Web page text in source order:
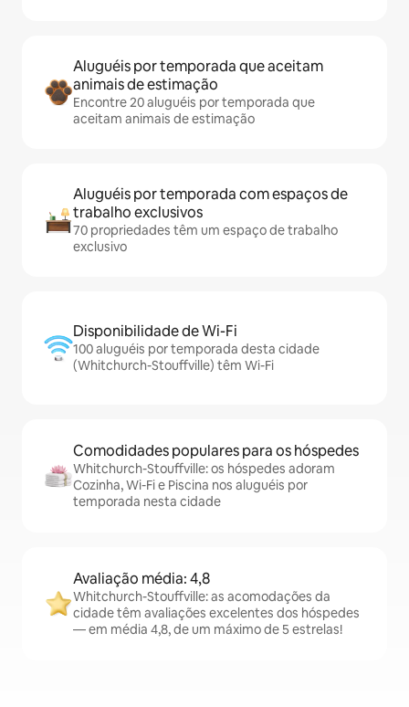
Aluguéis por temporada que aceitam
animais de estimação
Encontre 20 aluguéis por temporada que
aceitam animais de estimação
Aluguéis por temporada com espaços de
trabalho exclusivos
70 propriedades têm um espaço de trabalho
exclusivo
Disponibilidade de Wi-Fi
100 aluguéis por temporada desta cidade
(Whitchurch-Stouffville) têm Wi-Fi
Comodidades populares para os hóspedes
Whitchurch-Stouffville: os hóspedes adoram
Cozinha, Wi-Fi e Piscina nos aluguéis por
temporada nesta cidade
Avaliação média: 4,8
Whitchurch-Stouffville: as acomodações da
cidade têm avaliações excelentes dos hóspedes
— em média 4,8, de um máximo de 5 estrelas!